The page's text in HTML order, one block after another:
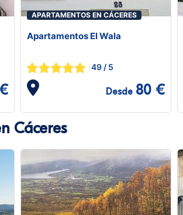
APARTAMENTOS EN CÁCERES
Apartamentos El Wala
49/ 5
Desde 80 €
Cáceres